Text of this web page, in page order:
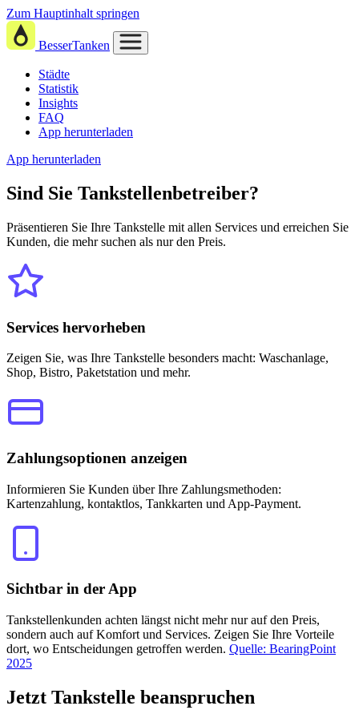
Zum Hauptinhalt springen
BesserTanken
Städte
Statistik
Insights
FAQ
App herunterladen
App herunterladen
Sind Sie Tankstellenbetreiber?
Präsentieren Sie Ihre Tankstelle mit allen Services und erreichen Sie
Kunden, die mehr suchen als nur den Preis.
Services hervorheben
Zeigen Sie, was Ihre Tankstelle besonders macht: Waschanlage,
Shop, Bistro, Paketstation und mehr.
Zahlungsoptionen anzeigen
Informieren Sie Kunden über Ihre Zahlungsmethoden:
Kartenzahlung, kontaktlos, Tankkarten und App-Payment.
Sichtbar in der App
Tankstellenkunden achten längst nicht mehr nur auf den Preis,
sondern auch auf Komfort und Services. Zeigen Sie Ihre Vorteile
dort, wo Entscheidungen getroffen werden. Quelle: BearingPoint
2025
Jetzt Tankstelle beanspruchen